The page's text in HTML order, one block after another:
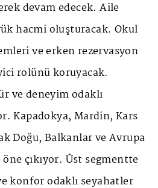
devam edecek. Aile
hacmi oluşturacak. Okul
ve erken rezervasyon
rolünü koruyacak.
ve deneyim odaklı
Kapadokya, Mardin, Kars
Doğu, Balkanlar ve Avrupa
çıkıyor. Üst segmentte
konfor odaklı seyahatler